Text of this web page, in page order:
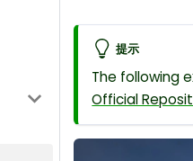
提示
The following
Official